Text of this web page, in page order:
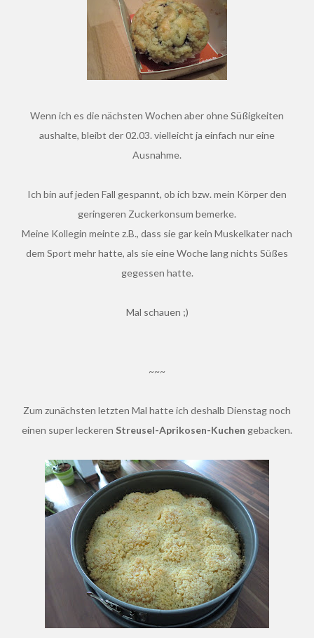
Wenn ich es die nächsten Wochen aber ohne Süßigkeiten
aushalte, bleibt der 02.03. vielleicht ja einfach nur eine
Ausnahme.
Ich bin auf jeden Fall gespannt, ob ich bzw. mein Körper den
geringeren Zuckerkonsum bemerke.
Meine Kollegin meinte z.B., dass sie gar kein Muskelkater nach
dem Sport mehr hatte, als sie eine Woche lang nichts Süßes
gegessen hatte.
Mal schauen ;)
~~~
Zum zunächsten letzten Mal hatte ich deshalb Dienstag noch
einen super leckeren Streusel-Aprikosen-Kuchen gebacken.